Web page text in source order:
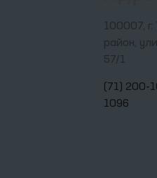
100007,
район,
57/1
(71) 200-
1096